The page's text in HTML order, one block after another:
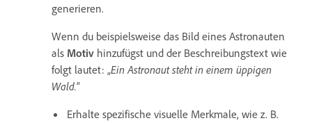
generieren.
Wenn du beispielsweise das Bild eines Astronauten
als Motiv hinzufügst und der Beschreibungstext wie
folgt lautet: „Ein Astronaut steht in einem üppigen
Wald.“
Erhalte spezifische visuelle Merkmale, wie z. B.